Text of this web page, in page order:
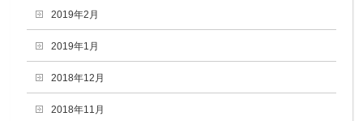
2019年2月
2019年1月
2018年12月
2018年11月